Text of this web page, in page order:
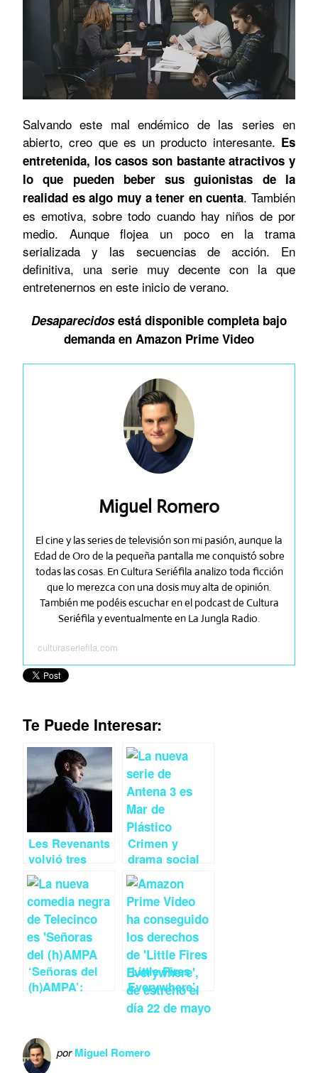
Salvando este mal endémico de las series en
abierto, creo que es un producto interesante. Es
entretenida, los casos son bastante atractivos y
lo que pueden beber sus guionistas de la
realidad es algo muy a tener en cuenta. También
es emotiva, sobre todo cuando hay niños de por
medio. Aunque flojea un poco en la trama
serializada y las secuencias de acción. En
definitiva, una serie muy decente con la que
entretenernos en este inicio de verano.
Desaparecidosestá disponible completa bajo
demanda en Amazon Prime Video
Miguel Romero
El cine y las series de televisión son mi pasión, aunque la
Edad de Oro de la pequeña pantalla me conquistó sobre
todas las cosas. En Cultura Seriéfila analizo toda ficción
que lo merezca con una dosis muy alta de opinión.
También me podéis escuchar en el podcast de Cultura
Seriéfila y eventualmente en La Jungla Radio.
culturaseriefila.com
Te Puede Interesar:
Les Revenants
volvió tres
años después
para buscar
respuestas
Crimen y
drama social
en el Mar de
Plástico
‘Señoras del
(h)AMPA’:
‘Little Fires
Everywhere’,
pequeños
fuegos
revoluciones
porMiguel Romero